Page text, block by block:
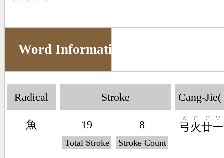
Word Information
Radical
魚
Stroke
19
Total Stroke
8
Stroke Count
Cang-Jie(
弓
N
火
F
廿
T
一
M